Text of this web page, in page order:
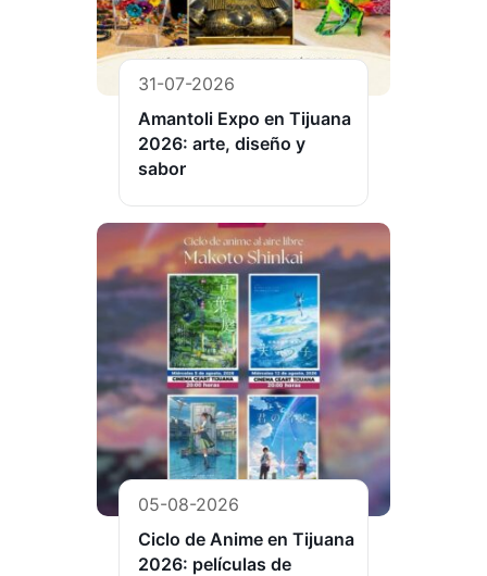
31-07-2026
Amantoli Expo en Tijuana
2026: arte, diseño y
sabor
05-08-2026
Ciclo de Anime en Tijuana
2026: películas de